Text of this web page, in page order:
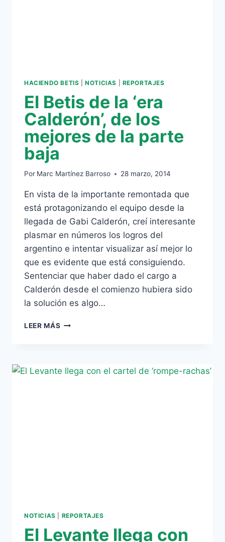
HACIENDO BETIS |NOTICIAS REPORTAJES
El Betis de la ‘era
Calderón’, de los
mejores de la parte
baja
Por Marc Martínez Barroso 28 marzo, 2014
En vista de la importante remontada que
está protagonizando el equipo desde la
llegada de Gabi Calderón, creí interesante
plasmar en números los logros del
argentino e intentar visualizar así mejor lo
que es evidente que está consiguiendo.
Sentenciar que haber dado el cargo a
Calderón desde el comienzo hubiera sido
la solución es algo…
LEER MÁS
CALDERÓN’,
NOTICIAS REPORTAJES
El Levante llega con